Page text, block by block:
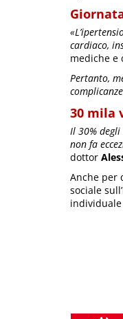
cardiaco,
mediche e
Pertanto,
30 mila
Il 30%
non fa
dottor
Anche per
sociale